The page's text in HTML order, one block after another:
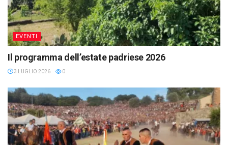
EVENTI
Il programma dell’estate padriese 2026
3 LUGLIO 2026 0